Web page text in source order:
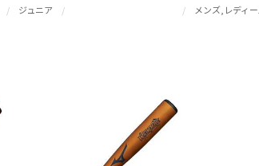
ジュニア メンズ,レディー